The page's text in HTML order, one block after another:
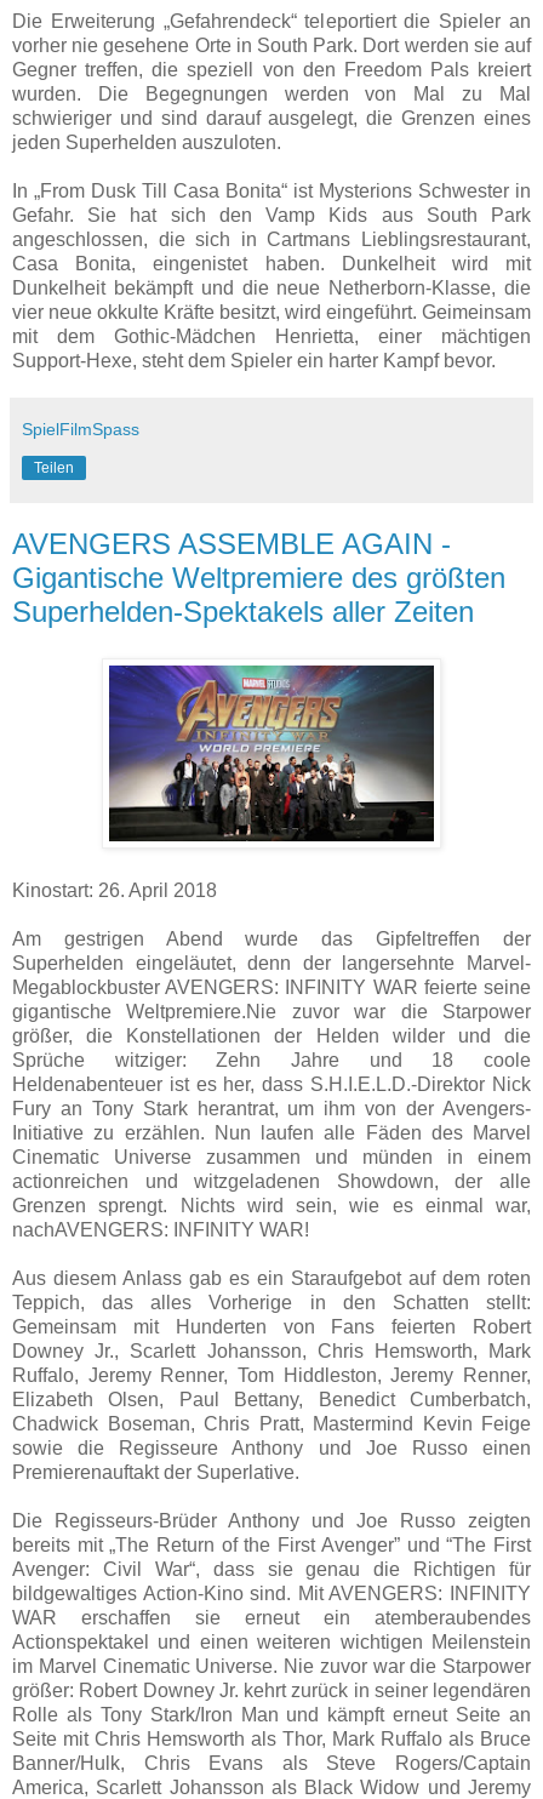
Die Erweiterung „Gefahrendeck“ teleportiert die Spieler an
vorher nie gesehene Orte in South Park. Dort werden sie auf
Gegner treffen, die speziell von den Freedom Pals kreiert
wurden. Die Begegnungen werden von Mal zu Mal
schwieriger und sind darauf ausgelegt, die Grenzen eines
jeden Superhelden auszuloten.
In „From Dusk Till Casa Bonita“ ist Mysterions Schwester in
Gefahr. Sie hat sich den Vamp Kids aus South Park
angeschlossen, die sich in Cartmans Lieblingsrestaurant,
Casa Bonita, eingenistet haben. Dunkelheit wird mit
Dunkelheit bekämpft und die neue Netherborn-Klasse, die
vier neue okkulte Kräfte besitzt, wird eingeführt. Geimeinsam
mit dem Gothic-Mädchen Henrietta, einer mächtigen
Support-Hexe, steht dem Spieler ein harter Kampf bevor.
SpielFilmSpass
Teilen
AVENGERS ASSEMBLE AGAIN -
Gigantische Weltpremiere des größten
Superhelden-Spektakels aller Zeiten
Kinostart: 26. April 2018
Am gestrigen Abend wurde das Gipfeltreffen der
Superhelden eingeläutet, denn der langersehnte Marvel-
Megablockbuster AVENGERS: INFINITY WAR feierte seine
gigantische Weltpremiere.Nie zuvor war die Starpower
größer, die Konstellationen der Helden wilder und die
Sprüche witziger: Zehn Jahre und 18 coole
Heldenabenteuer ist es her, dass S.H.I.E.L.D.-Direktor Nick
Fury an Tony Stark herantrat, um ihm von der Avengers-
Initiative zu erzählen. Nun laufen alle Fäden des Marvel
Cinematic Universe zusammen und münden in einem
actionreichen und witzgeladenen Showdown, der alle
Grenzen sprengt. Nichts wird sein, wie es einmal war,
nachAVENGERS: INFINITY WAR!
Aus diesem Anlass gab es ein Staraufgebot auf dem roten
Teppich, das alles Vorherige in den Schatten stellt:
Gemeinsam mit Hunderten von Fans feierten Robert
Downey Jr., Scarlett Johansson, Chris Hemsworth, Mark
Ruffalo, Jeremy Renner, Tom Hiddleston, Jeremy Renner,
Elizabeth Olsen, Paul Bettany, Benedict Cumberbatch,
Chadwick Boseman, Chris Pratt, Mastermind Kevin Feige
sowie die Regisseure Anthony und Joe Russo einen
Premierenauftakt der Superlative.
Die Regisseurs-Brüder Anthony und Joe Russo zeigten
bereits mit „The Return of the First Avenger” und “The First
Avenger: Civil War“, dass sie genau die Richtigen für
bildgewaltiges Action-Kino sind. Mit AVENGERS: INFINITY
WAR erschaffen sie erneut ein atemberaubendes
Actionspektakel und einen weiteren wichtigen Meilenstein
im Marvel Cinematic Universe. Nie zuvor war die Starpower
größer: Robert Downey Jr. kehrt zurück in seiner legendären
Rolle als Tony Stark/Iron Man und kämpft erneut Seite an
Seite mit Chris Hemsworth als Thor, Mark Ruffalo als Bruce
Banner/Hulk, Chris Evans als Steve Rogers/Captain
America, Scarlett Johansson als Black Widow und Jeremy